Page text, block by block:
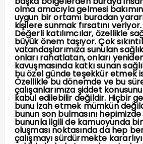
olma amacıyla gelmesi
uygun bir ortamı buradan
kişilere sunmak fırsatını veriyor.
Değerli katılımcılar, özellikle
büyük önem taşıyor. Çok
vatandaşlarımıza sunulan
onları rahatlatan, onları
kavuşmasında katkı sunan
bu özel günde teşekkür etmek
Özellikle bu dönemde ve bu
çalışanlarımıza şiddet
kabul edilebilir değildir. Hiçbir
bunu izah etmek mümkün
bunun son bulmasını
bununla ilgili de kamuoyunda bir
oluşması noktasında da hep
çalışmayı sürdürmekte